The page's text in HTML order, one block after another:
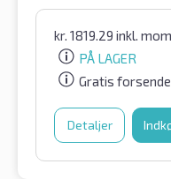
kr. 1819.29 inkl.
PÅ LAGER
Gratis
Detaljer